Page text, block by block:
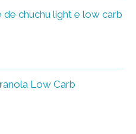
de chuchu light e low carb
Low Carb